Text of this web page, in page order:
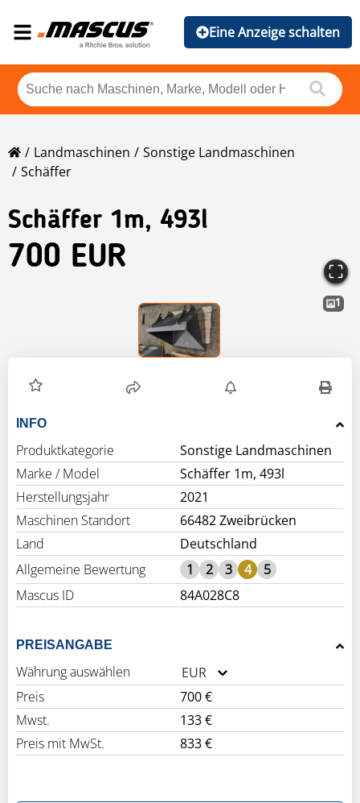
Eine Anzeige schalten
Landmaschinen
Sonstige Landmaschinen
Schäffer
Schäffer 1m, 493l
700 EUR
1
INFO
Produktkategorie
Sonstige Landmaschinen
Marke / Model
Schäffer 1m, 493l
Herstellungsjahr
2021
Maschinen Standort
66482 Zweibrücken
Land
Deutschland
Allgemeine Bewertung
1 2 3 4
5
Mascus ID
84A028C8
PREISANGABE
Währung auswählen
EUR
Preis
700 €
Mwst.
133 €
Preis mit MwSt.
833 €